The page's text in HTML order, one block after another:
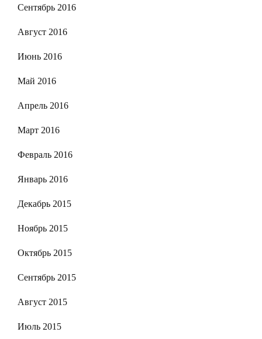
Сентябрь 2016
Август 2016
Июнь 2016
Май 2016
Апрель 2016
Март 2016
Февраль 2016
Январь 2016
Декабрь 2015
Ноябрь 2015
Октябрь 2015
Сентябрь 2015
Август 2015
Июль 2015